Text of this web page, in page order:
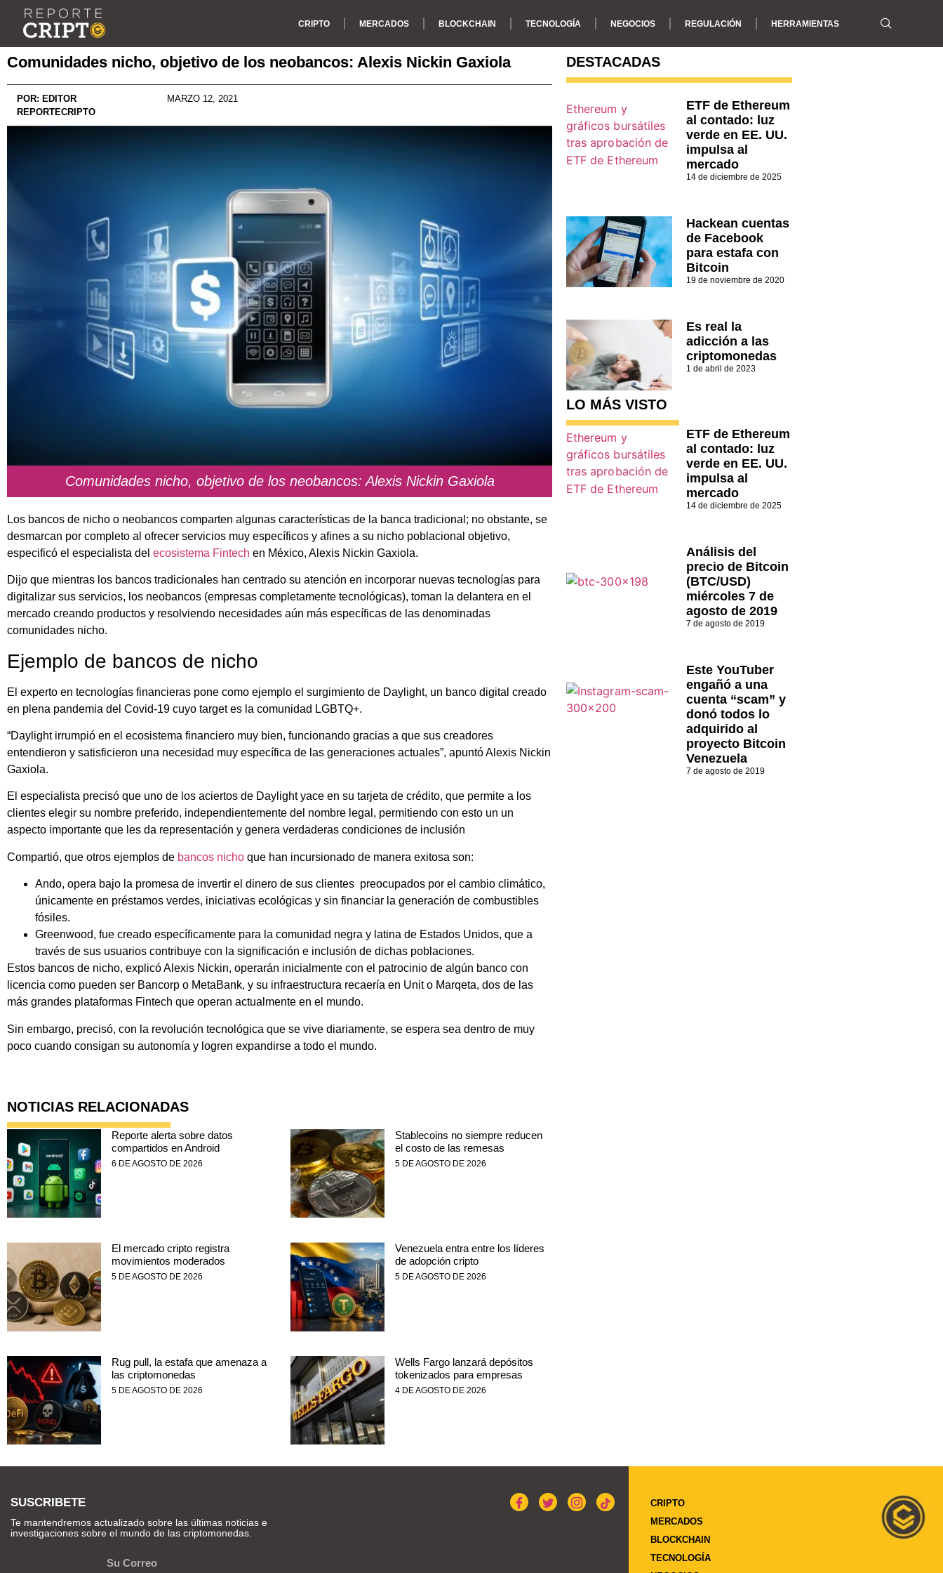
CRIPTO MERCADOS BLOCKCHAIN TECNOLOGÍA NEGOCIOS REGULACIÓN HERRAMIENTAS
Comunidades nicho, objetivo de los neobancos: Alexis Nickin Gaxiola
POR: EDITOR
REPORTECRIPTO
MARZO 12, 2021
Comunidades nicho, objetivo de los neobancos: Alexis Nickin Gaxiola
Los bancos de nicho o neobancos comparten algunas características de la banca tradicional; no obstante, se
desmarcan por completo al ofrecer servicios muy específicos y afines a su nicho poblacional objetivo,
especificó el especialista del ecosistema Fintech en México, Alexis Nickin Gaxiola.
Dijo que mientras los bancos tradicionales han centrado su atención en incorporar nuevas tecnologías para
digitalizar sus servicios, los neobancos (empresas completamente tecnológicas), toman la delantera en el
mercado creando productos y resolviendo necesidades aún más específicas de las denominadas
comunidades nicho.
Ejemplo de bancos de nicho
El experto en tecnologías financieras pone como ejemplo el surgimiento de Daylight, un banco digital creado
en plena pandemia del Covid-19 cuyo target es la comunidad LGBTQ+.
“Daylight irrumpió en el ecosistema financiero muy bien, funcionando gracias a que sus creadores
entendieron y satisficieron una necesidad muy específica de las generaciones actuales”, apuntó Alexis Nickin
Gaxiola.
El especialista precisó que uno de los aciertos de Daylight yace en su tarjeta de crédito, que permite a los
clientes elegir su nombre preferido, independientemente del nombre legal, permitiendo con esto un un
aspecto importante que les da representación y genera verdaderas condiciones de inclusión
Compartió, que otros ejemplos de bancos nicho que han incursionado de manera exitosa son:
Ando, opera bajo la promesa de invertir el dinero de sus clientes preocupados por el cambio climático,
únicamente en préstamos verdes, iniciativas ecológicas y sin financiar la generación de combustibles
fósiles.
Greenwood, fue creado específicamente para la comunidad negra y latina de Estados Unidos, que a
través de sus usuarios contribuye con la significación e inclusión de dichas poblaciones.
Estos bancos de nicho, explicó Alexis Nickin, operarán inicialmente con el patrocinio de algún banco con
licencia como pueden ser Bancorp o MetaBank, y su infraestructura recaería en Unit o Marqeta, dos de las
más grandes plataformas Fintech que operan actualmente en el mundo.
Sin embargo, precisó, con la revolución tecnológica que se vive diariamente, se espera sea dentro de muy
poco cuando consigan su autonomía y logren expandirse a todo el mundo.
NOTICIAS RELACIONADAS
Reporte alerta sobre datos
compartidos en Android
6 DE AGOSTO DE 2026
Stablecoins no siempre reducen
el costo de las remesas
5 DE AGOSTO DE 2026
El mercado cripto registra
movimientos moderados
5 DE AGOSTO DE 2026
Venezuela entra entre los líderes
de adopción cripto
5 DE AGOSTO DE 2026
Rug pull, la estafa que amenaza a
las criptomonedas
5 DE AGOSTO DE 2026
Wells Fargo lanzará depósitos
tokenizados para empresas
4 DE AGOSTO DE 2026
DESTACADAS
ETF de Ethereum
al contado: luz
verde en EE. UU.
impulsa al
mercado
14 de diciembre de 2025
Hackean cuentas
de Facebook
para estafa con
Bitcoin
19 de noviembre de 2020
Es real la
adicción a las
criptomonedas
1 de abril de 2023
LO MÁS VISTO
ETF de Ethereum
al contado: luz
verde en EE. UU.
impulsa al
mercado
14 de diciembre de 2025
Análisis del
precio de Bitcoin
(BTC/USD)
miércoles 7 de
agosto de 2019
7 de agosto de 2019
Este YouTuber
engañó a una
cuenta “scam” y
donó todos lo
adquirido al
proyecto Bitcoin
Venezuela
7 de agosto de 2019
SUSCRIBETE
Te mantendremos actualizado sobre las últimas noticias e
investigaciones sobre el mundo de las criptomonedas.
CRIPTO
MERCADOS
BLOCKCHAIN
TECNOLOGÍA